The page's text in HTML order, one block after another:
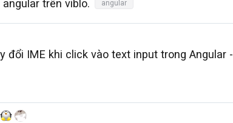
trên viblo. angular
đổi IME khi click vào text input trong Angular -